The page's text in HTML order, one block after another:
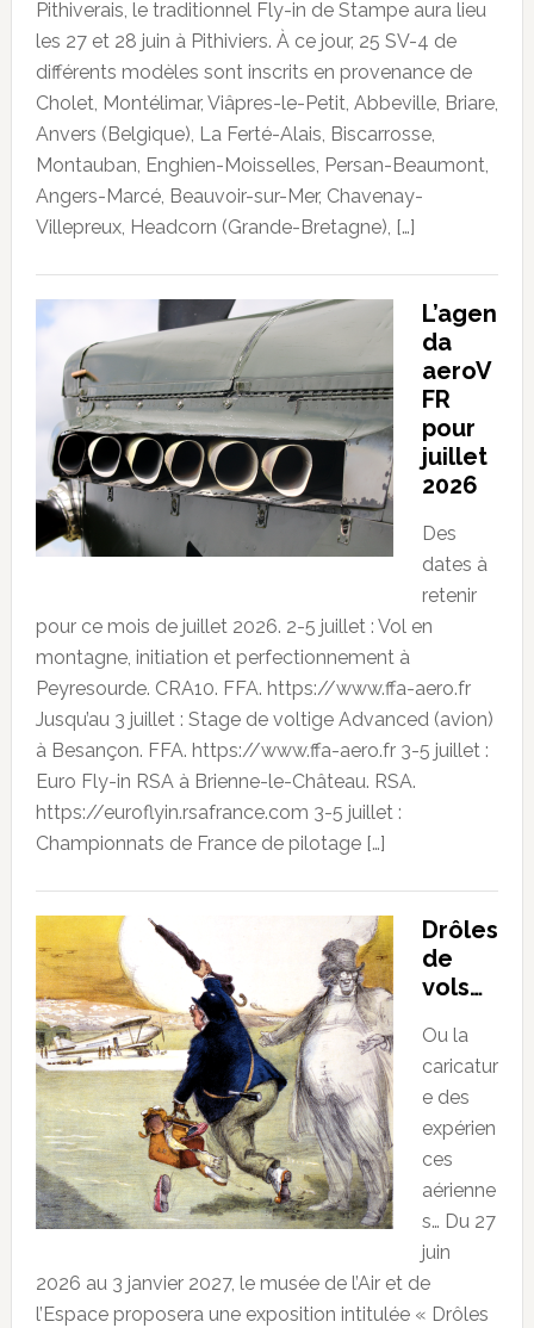
Pithiverais, le traditionnel Fly-in de Stampe aura lieu
les 27 et 28 juin à Pithiviers. À ce jour, 25 SV-4 de
différents modèles sont inscrits en provenance de
Cholet, Montélimar, Viâpres-le-Petit, Abbeville, Briare,
Anvers (Belgique), La Ferté-Alais, Biscarrosse,
Montauban, Enghien-Moisselles, Persan-Beaumont,
Angers-Marcé, Beauvoir-sur-Mer, Chavenay-
Villepreux, Headcorn (Grande-Bretagne), […]
L’agen
da
aeroV
FR
pour
juillet
2026
Des
dates à
retenir
pour ce mois de juillet 2026. 2-5 juillet : Vol en
montagne, initiation et perfectionnement à
Peyresourde. CRA10. FFA. https://www.ffa-aero.fr
Jusqu’au 3 juillet : Stage de voltige Advanced (avion)
à Besançon. FFA. https://www.ffa-aero.fr 3-5 juillet :
Euro Fly-in RSA à Brienne-le-Château. RSA.
https://euroflyin.rsafrance.com 3-5 juillet :
Championnats de France de pilotage […]
Drôles
de
vols…
Ou la
caricatur
e des
expérien
ces
aérienne
s… Du 27
juin
2026 au 3 janvier 2027, le musée de l’Air et de
l’Espace proposera une exposition intitulée « Drôles